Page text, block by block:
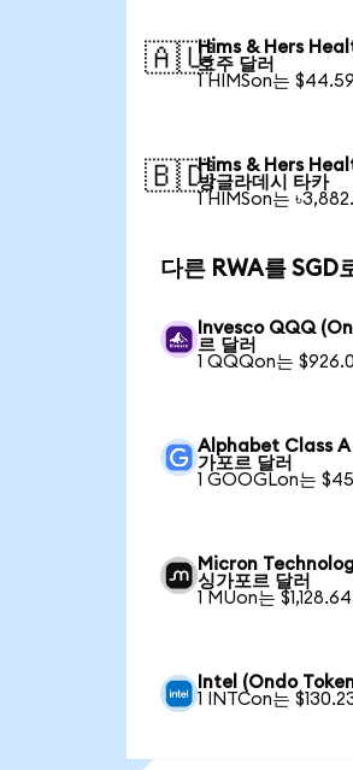
🇦🇺Hims & Hers
호주 달러
1 HIMSon는
🇧🇩Hims & Hers
방글라데시 타카
1 HIMSon는
다른 RWA를 SGD
Invesco QQQ
르 달러
1 QQQon는
Alphabet Class A
가포르 달러
1 GOOGLon는
Micron
싱가포르 달러
1 MUon는
Intel (Ondo
1 INTCon는